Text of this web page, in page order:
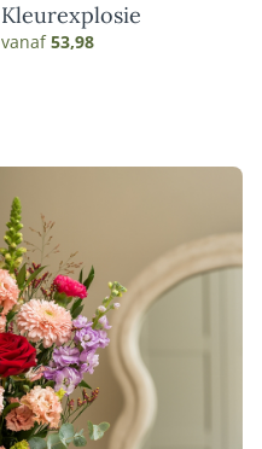
Kleurexplosie
vanaf53,98